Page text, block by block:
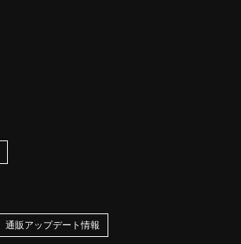
通販アップデート情報